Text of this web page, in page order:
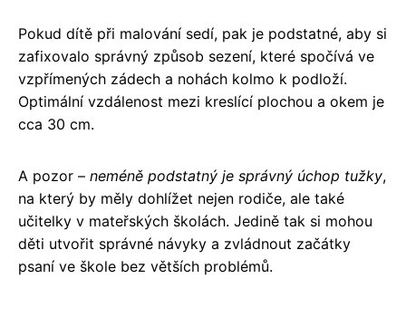
Pokud dítě při malování sedí, pak je podstatné, aby si
zafixovalo správný způsob sezení, které spočívá ve
vzpřímených zádech a nohách kolmo k podloží.
Optimální vzdálenost mezi kreslící plochou a okem je
cca 30 cm.
A pozor – neméně podstatný je správný úchop tužky,
na který by měly dohlížet nejen rodiče, ale také
učitelky v mateřských školách. Jedině tak si mohou
děti utvořit správné návyky a zvládnout začátky
psaní ve škole bez větších problémů.